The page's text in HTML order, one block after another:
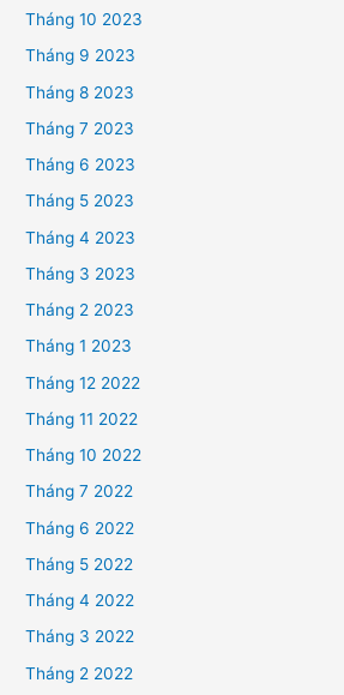
Tháng 10 2023
Tháng 9 2023
Tháng 8 2023
Tháng 7 2023
Tháng 6 2023
Tháng 5 2023
Tháng 4 2023
Tháng 3 2023
Tháng 2 2023
Tháng 1 2023
Tháng 12 2022
Tháng 11 2022
Tháng 10 2022
Tháng 7 2022
Tháng 6 2022
Tháng 5 2022
Tháng 4 2022
Tháng 3 2022
Tháng 2 2022